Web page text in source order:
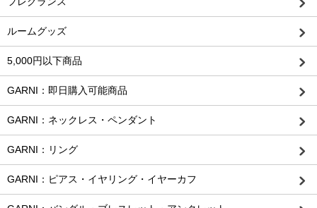
ルームグッズ
5,000円以下商品
GARNI：即日購入可能商品
GARNI：ネックレス・ペンダント
GARNI：リング
GARNI：ピアス・イヤリング・イヤーカフ